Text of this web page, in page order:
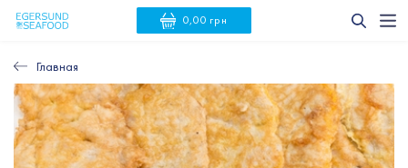
0,00 грн
Главная